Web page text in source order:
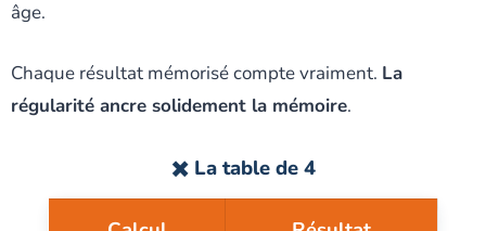
âge.
Chaque résultat mémorisé compte vraiment. La
régularité ancre solidement la mémoire.
✖️ La table de 4